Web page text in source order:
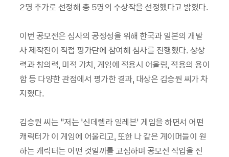
2명 추가로 선정해 총 5명의 수상작을 선정했다고 밝혔다.
이번 공모전은 심사의 공정성을 위해 한국과 일본의 개발
사 제작진이 직접 평가단에 참여해 심사를 진행했다. 상상
력과 창의력, 미적 가치, 게임에 적용시 어울림, 적용의 용이
함 등 다양한 관점에서 평가한 결과, 대상은 김승원 씨가 차
지했다.
김승원 씨는 “저는 ‘신데렐라 일레븐’ 게임을 하면서 어떤
캐릭터가 이 게임에 어울리고, 또한 나 같은 게이머들이 원
하는 캐릭터는 어떤 것일까를 고심하며 공모전 작업을 진